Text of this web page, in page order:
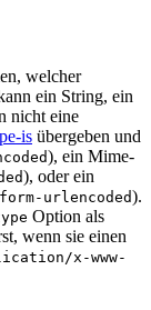
welcher
ein String, ein
nicht eine
is übergeben und
), ein Mime-
), oder ein
urlencoded).
Option als
wenn sie einen
x-www-